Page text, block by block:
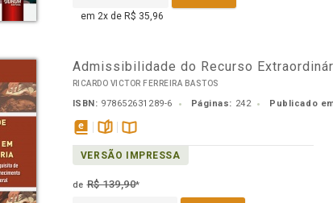
em 2x de R$ 35,96
Admissibilidade do Recurso
RICARDO VICTOR FERREIRA BASTOS
ISBN: 978652631289-6 Páginas: 242 Publicado
disponível
em
páginasDisponível
na
VERSÃO IMPRESSA
deR$ 139,90*